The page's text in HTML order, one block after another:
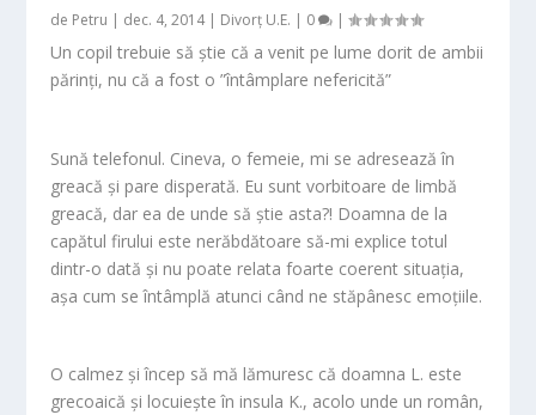
de Petru | dec. 4, 2014| Divorț U.E. | 0 |
Un copil trebuie să ştie că a venit pe lume dorit de ambii
părinţi, nu că a fost o ”întâmplare nefericită”
Sună telefonul. Cineva, o femeie, mi se adresează în
greacă şi pare disperată. Eu sunt vorbitoare de limbă
greacă, dar ea de unde să ştie asta?! Doamna de la
capătul firului este nerăbdătoare să-mi explice totul
dintr-o dată şi nu poate relata foarte coerent situaţia,
aşa cum se întâmplă atunci când ne stăpânesc emoţiile.
O calmez şi încep să mă lămuresc că doamna L. este
grecoaică şi locuieşte în insula K., acolo unde un român,